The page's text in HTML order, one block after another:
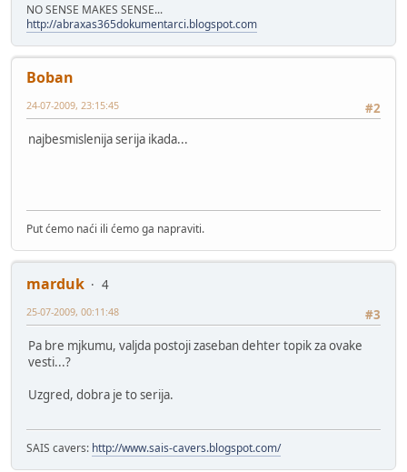
NO SENSE MAKES SENSE...
http://abraxas365dokumentarci.blogspot.com
Boban
#2
24-07-2009, 23:15:45
najbesmislenija serija ikada...
Put ćemo naći ili ćemo ga napraviti.
marduk
4
#3
25-07-2009, 00:11:48
Pa bre mjkumu, valjda postoji zaseban dehter topik za ovake
vesti...?
Uzgred, dobra je to serija.
SAIS cavers: http://www.sais-cavers.blogspot.com/